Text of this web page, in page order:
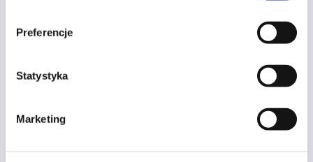
Preferencje
Statystyka
Marketing